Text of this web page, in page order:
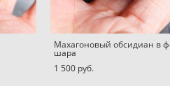
Махагоновый обсидиан в
шара
1 500 pуб.